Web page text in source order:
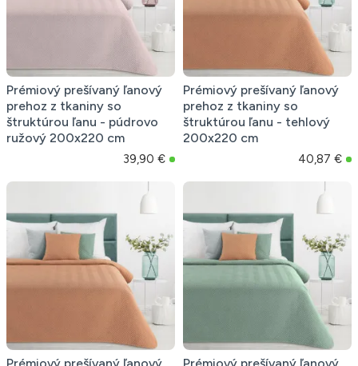
Prémiový prešívaný ľanový
prehoz z tkaniny so
štruktúrou ľanu - púdrovo
ružový 200x220 cm
39,90 €
Prémiový prešívaný ľanový
prehoz z tkaniny so
štruktúrou ľanu - tehlový
200x220 cm
40,87 €